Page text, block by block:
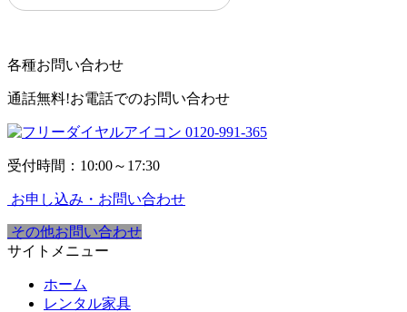
各種お問い合わせ
通話無料!お電話でのお問い合わせ
0120-991-365
受付時間：10:00～17:30
お申し込み・お問い合わせ
その他お問い合わせ
サイトメニュー
ホーム
レンタル家具